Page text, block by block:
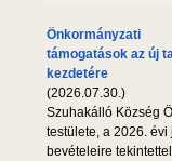
Önkormányzati
támogatások az új
kezdetére
(2026.07.30.)
Szuhakálló Község
testülete, a 2026.
bevételeire